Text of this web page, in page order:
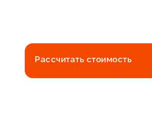
Рассчитать стоимость